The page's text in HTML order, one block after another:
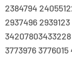
2384794
2937496
34207803433228
3773976